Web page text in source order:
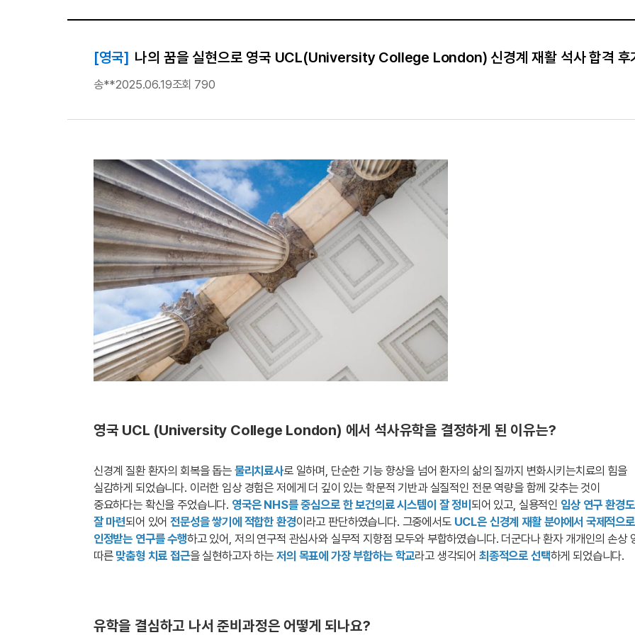
[영국] 나의 꿈을 실현으로 영국 UCL(University College London) 신경계 재활 석사 합격 후
송**2025.06.19조회 790
영국 UCL (University College London) 에서 석사유학을 결정하게 된 이유는?
신경계 질환 환자의 회복을 돕는 물리치료사로 일하며, 단순한 기능 향상을 넘어 환자의 삶의 질까지 변화시키는치료의 힘을
실감하게 되었습니다. 이러한 임상 경험은 저에게 더 깊이 있는 학문적 기반과 실질적인 전문 역량을 함께 갖추는 것이
중요하다는 확신을 주었습니다. 영국은 NHS를 중심으로 한 보건의료 시스템이 잘 정비되어 있고, 실용적인 임상 연구 환경도
잘 마련되어 있어전문성을 쌓기에 적합한 환경이라고 판단하였습니다. 그중에서도UCL은 신경계 재활 분야에서 국제적으로
인정받는 연구를 수행하고 있어, 저의 연구적 관심사와 실무적 지향점 모두와 부합하였습니다. 더군다나 환자 개개인의 손상
따른맞춤형 치료 접근을 실현하고자 하는 저의 목표에 가장 부합하는 학교라고 생각되어 최종적으로 선택하게 되었습니다.
유학을 결심하고 나서 준비과정은 어떻게 되나요?